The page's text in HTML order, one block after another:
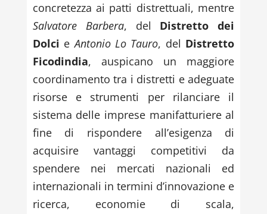
concretezza ai patti distrettuali, mentre
Salvatore Barbera, del Distretto dei
Dolci eAntonio Lo Tauro, del Distretto
Ficodindia, auspicano un maggiore
coordinamento tra i distretti e adeguate
risorse e strumenti per rilanciare il
sistema delle imprese manifatturiere al
fine di rispondere all’esigenza di
acquisire vantaggi competitivi da
spendere nei mercati nazionali ed
internazionali in termini d’innovazione e
ricerca, economie di scala,